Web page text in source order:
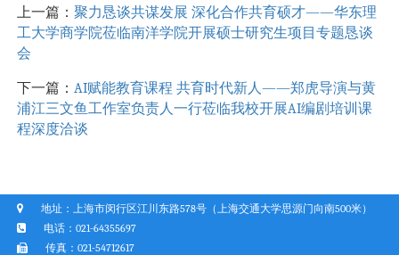
上一篇：聚力恳谈共谋发展 深化合作共育硕才——华东理
工大学商学院莅临南洋学院开展硕士研究生项目专题恳谈
会
下一篇：AI赋能教育课程 共育时代新人——郑虎导演与黄
浦江三文鱼工作室负责人一行莅临我校开展AI编剧培训课
程深度洽谈
地址：上海市闵行区江川东路578号（上海交通大学思源门向南500米）
电话：021-64355697
传真：021-54712617